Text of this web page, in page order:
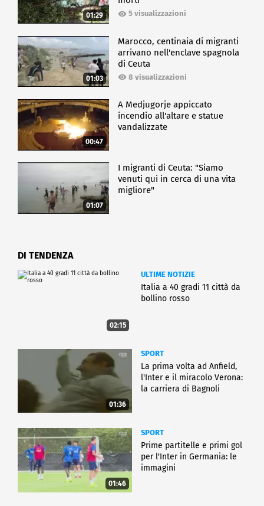
01:29 5 visualizzazioni
01:03
Marocco, centinaia di migranti
arrivano nell'enclave spagnola
di Ceuta
8 visualizzazioni
00:47
A Medjugorje appiccato
incendio all'altare e statue
vandalizzate
01:07
I migranti di Ceuta: "Siamo
venuti qui in cerca di una vita
migliore"
DI TENDENZA
02:15
ULTIME NOTIZIE
Italia a 40 gradi 11 città da
bollino rosso
01:36
SPORT
La prima volta ad Anfield,
l'Inter e il miracolo Verona:
la carriera di Bagnoli
01:46
SPORT
Prime partitelle e primi gol
per l'Inter in Germania: le
immagini